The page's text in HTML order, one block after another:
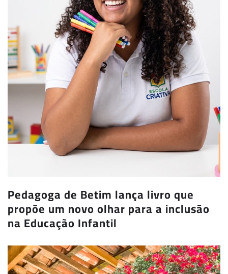
Pedagoga de Betim lança livro que
propõe um novo olhar para a inclusão
na Educação Infantil